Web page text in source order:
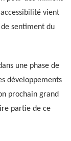
vient
sentiment du
une phase de
développements
prochain grand
partie de ce